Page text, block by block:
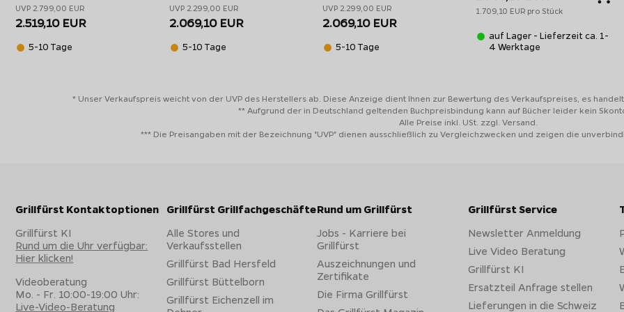
Broil King Gasgrills der Regal Serie im Vergleich:
Broil King Regal
Broil King Regal S
Broil King Regal S
Broil King Regal
Hauptbrenner:
6 6 5 5 5
48,5 cm
64 x 48,5 cm + 30 x
48,5 cm
80 x 48,5 cm 80 x 48,5 cm
Smartsteuerung:
- - - -
Gesamtleistung: 24,7 kW 23,3 kW 23,1 kW
UVP 2025:
3.299 € 2.899 € 2.399 €
Broil King Regal 490 - 4-Brenner Grills für gehobene Ansprüche
UVP 2.799,00 EUR
2.519,10 EUR
5-10 Tage
UVP 2.299,00 EUR
2.069,10 EUR
5-10 Tage
UVP 2.299,00 EUR
2.069,10 EUR
5-10 Tage
1.709,10 EUR pro Stück
auf Lager - Lieferzeit ca. 1-
4 Werktage
* Unser Verkaufspreis weicht von der UVP des Herstellers ab. Diese Anzeige dient Ihnen zur Bewertung des Verkaufspreises, es
** Aufgrund der in Deutschland geltenden Buchpreisbindung kann auf Bücher leider kein
Alle Preise inkl. USt. zzgl. Versand.
*** Die Preisangaben mit der Bezeichnung "UVP" dienen ausschließlich zu Vergleichzwecken und zeigen die
Grillfürst Kontaktoptionen
Grillfürst KI
Rund um die Uhr verfügbar:
Hier klicken!
Videoberatung
Mo. - Fr. 10:00-19:00 Uhr:
Live-Video-Beratung
Grillfürst Grillfachgeschäfte
Alle Stores und
Verkaufsstellen
Grillfürst Bad Hersfeld
Grillfürst Büttelborn
Grillfürst Eichenzell im
Rund um Grillfürst
Jobs - Karriere bei
Grillfürst
Auszeichnungen und
Zertifikate
Die Firma Grillfürst
Grillfürst Service
Newsletter Anmeldung
Live Video Beratung
Grillfürst KI
Ersatzteil Anfrage stellen
Lieferungen in die Schweiz